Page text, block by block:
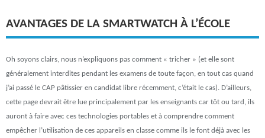
AVANTAGES DE LA SMARTWATCH À L’ÉCOLE
Oh soyons clairs, nous n’expliquons pas comment « tricher » (et elle sont
généralement interdites pendant les examens de toute façon, en tout cas quand
j’ai passé le CAP pâtissier en candidat libre récemment, c’était le cas). D’ailleurs,
cette page devrait être lue principalement par les enseignants car tôt ou tard, ils
auront à faire avec ces technologies portables et à comprendre comment
empêcher l’utilisation de ces appareils en classe comme ils le font déjà avec les